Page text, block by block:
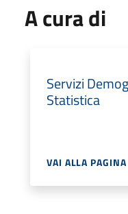
A cura di
Servizi
Statistica
VAI ALLA PAGINA